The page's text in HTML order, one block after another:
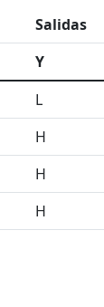
Salidas
Y
L
H
H
H